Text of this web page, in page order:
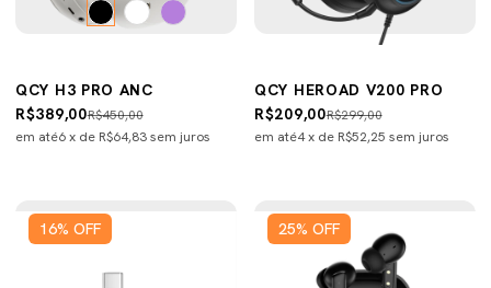
QCY H3 PRO ANC
R$450,00
R$389,00
em até6x de R$64,83sem juros
QCY HEROAD V200 PRO
R$299,00
R$209,00
em até4x de R$52,25 sem juros
16% OFF 25% OFF